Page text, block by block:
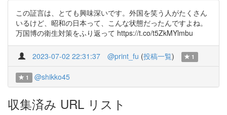
この証言は、とても興味深いです。外国を笑う人がたくさん
いるけど、昭和の日本って、こんな状態だったんですよね。
万国博の衛生対策をふり返って https://t.co/t5ZkMYlmbu
2023-07-02 22:31:37 @print_fu (投稿一覧) 1
1 @shikko45
収集済み URL リスト